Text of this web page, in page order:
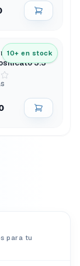
10+ en stock
3.3
para tu